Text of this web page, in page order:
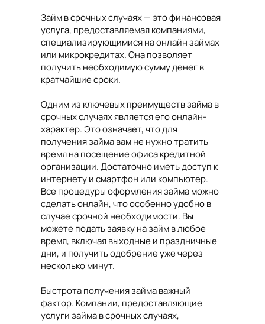
Займ в срочных случаях — это финансовая
услуга, предоставляемая компаниями,
специализирующимися на онлайн займах
или микрокредитах. Она позволяет
получить необходимую сумму денег в
кратчайшие сроки.
Одним из ключевых преимуществ займа в
срочных случаях является его онлайн-
характер. Это означает, что для
получения займа вам не нужно тратить
время на посещение офиса кредитной
организации. Достаточно иметь доступ к
интернету и смартфон или компьютер.
Все процедуры оформления займа можно
сделать онлайн, что особенно удобно в
случае срочной необходимости. Вы
можете подать заявку на займ в любое
время, включая выходные и праздничные
дни, и получить одобрение уже через
несколько минут.
Быстрота получения займа важный
фактор. Компании, предоставляющие
услуги займа в срочных случаях,